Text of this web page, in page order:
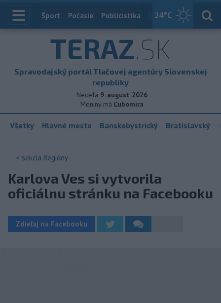
24°C
Index
Šport Počasie Publicistika Slovensko
TERAZ.SK
Spravodajský portál Tlačovej agentúry Slovenskej
republiky
Nedela 9. august 2026
Meniny má Ľubomíra
Všetky Hlavné mesto Banskobystrický Bratislavský
< sekcia Regióny
Karlova Ves si vytvorila
oficiálnu stránku na Facebooku
Zdieľaj na Facebooku